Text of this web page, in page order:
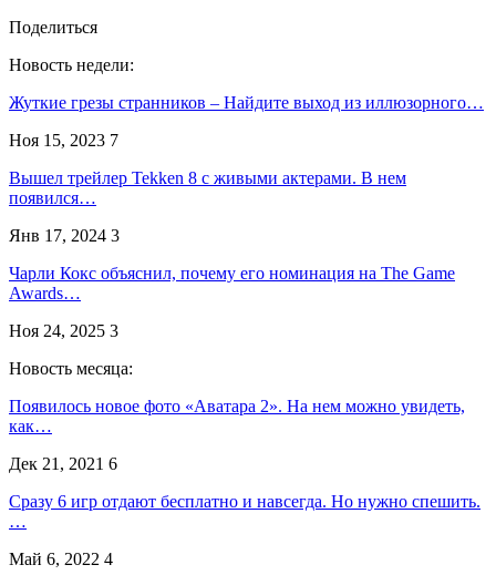
Поделиться
Новость недели:
Жуткие грезы странников – Найдите выход из иллюзорного…
Ноя 15, 2023 7
Вышел трейлер Tekken 8 с живыми актерами. В нем
появился…
Янв 17, 2024 3
Чарли Кокс объяснил, почему его номинация на The Game
Awards…
Ноя 24, 2025 3
Новость месяца:
Появилось новое фото «Аватара 2». На нем можно увидеть,
как…
Дек 21, 2021 6
Сразу 6 игр отдают бесплатно и навсегда. Но нужно спешить.
…
Май 6, 2022 4